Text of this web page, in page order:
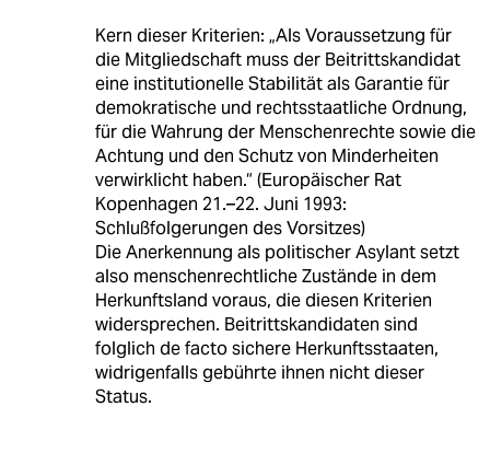
Kern dieser Kriterien: „Als Voraussetzung für
die Mitgliedschaft muss der Beitrittskandidat
eine institutionelle Stabilität als Garantie für
demokratische und rechtsstaatliche Ordnung,
für die Wahrung der Menschenrechte sowie die
Achtung und den Schutz von Minderheiten
verwirklicht haben.“ (Europäischer Rat
Kopenhagen 21.–22. Juni 1993:
Schlußfolgerungen des Vorsitzes)
Die Anerkennung als politischer Asylant setzt
also menschenrechtliche Zustände in dem
Herkunftsland voraus, die diesen Kriterien
widersprechen. Beitrittskandidaten sind
folglich de facto sichere Herkunftsstaaten,
widrigenfalls gebührte ihnen nicht dieser
Status.